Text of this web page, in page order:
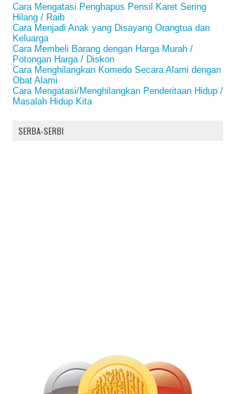
Cara Mengatasi Penghapus Pensil Karet Sering
Hilang / Raib
Cara Menjadi Anak yang Disayang Orangtua dan
Keluarga
Cara Membeli Barang dengan Harga Murah /
Potongan Harga / Diskon
Cara Menghilangkan Komedo Secara Alami dengan
Obat Alami
Cara Mengatasi/Menghilangkan Penderitaan Hidup /
Masalah Hidup Kita
SERBA-SERBI